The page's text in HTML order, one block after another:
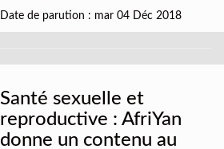
Date de parution : mar 04 Déc 2018
Santé sexuelle et
reproductive : AfriYan
donne un contenu au